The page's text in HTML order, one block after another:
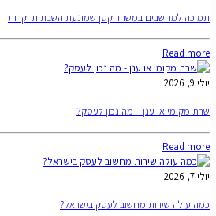
תמיכה למחשבים במשרד קטן שמונעת השבתות יקרות
Read more
יולי 9, 2026
שרת מקומי או ענן – מה נכון לעסק?
Read more
יולי 7, 2026
כמה עולה שירות מחשוב לעסק בישראל?